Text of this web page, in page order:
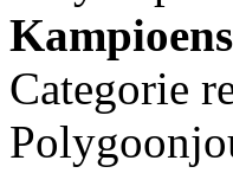
Categorie